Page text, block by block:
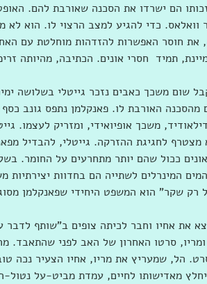
הם ישרדו את הסכנה שאורבת להם.
כדי להגיע למצב הרצוי לו. הוא לא
את חוסר האפשרות להזדהות מוחלטת עם
תמיד  חסרי אונים. הכתיבה, מהיותה
שום משכך כאבים נזכר גייטלי בשלושה
האורבת לו. פאנקלמן נתפס גונב כסף
משכך אופיואידי, ומזריק לעצמו.
לחגיגת ההזרקה. גייטלי, להבדיל
ככול שהם יותר מתחרעים על החומר.
המינרלים לשתייה הם בחדוות יצירתיות
שקר" הוא המשפט היחידי שפאנקלמן
את אחיו וחבר לכיתה צופים ב"שותף לדבר
סרטו האחרון של האב לפני שהתאבד.
הל, שמעריץ את מריו, אחיו הצעיר נכה
מאדישותו לחיים, עמדת מביט-על נטול-